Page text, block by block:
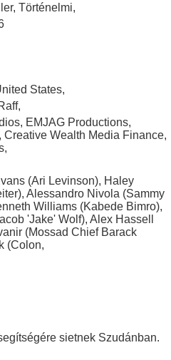
,Történelmi,
States,
,
, EMJAG Productions,
,Creative Wealth Media Finance,
,
(Ari Levinson), Haley
,Alessandro Nivola (Sammy
Williams (Kabede Bimro),
'Jake' Wolf),Alex Hassell
(Mossad Chief Barack
(Colon,
sietnek Szudánban.